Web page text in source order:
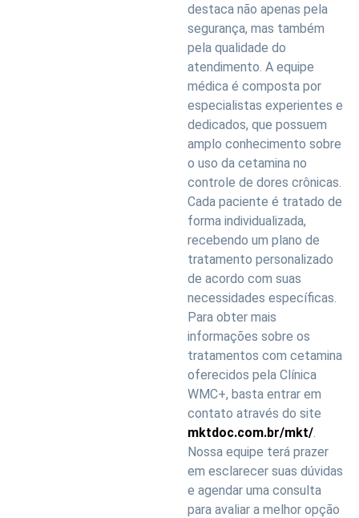
destaca não apenas pela
segurança, mas também
pela qualidade do
atendimento. A equipe
médica é composta por
especialistas experientes e
dedicados, que possuem
amplo conhecimento sobre
o uso da cetamina no
controle de dores crônicas.
Cada paciente é tratado de
forma individualizada,
recebendo um plano de
tratamento personalizado
de acordo com suas
necessidades específicas.
Para obter mais
informações sobre os
tratamentos com cetamina
oferecidos pela Clínica
WMC+, basta entrar em
contato através do site
mktdoc.com.br/mkt/.
Nossa equipe terá prazer
em esclarecer suas dúvidas
e agendar uma consulta
para avaliar a melhor opção